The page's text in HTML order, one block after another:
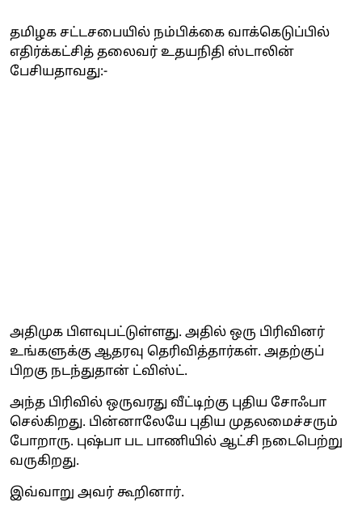
தமிழக சட்டசபையில் நம்பிக்கை வாக்கெடுப்பில்
எதிர்க்கட்சித் தலைவர் உதயநிதி ஸ்டாலின்
பேசியதாவது:-
அதிமுக பிளவுபட்டுள்ளது. அதில் ஒரு பிரிவினர்
உங்களுக்கு ஆதரவு தெரிவித்தார்கள். அதற்குப்
பிறகு நடந்துதான் ட்விஸ்ட்.
அந்த பிரிவில் ஒருவரது வீட்டிற்கு புதிய சோஃபா
செல்கிறது. பின்னாலேயே புதிய முதலமைச்சரும்
போறாரு. புஷ்பா பட பாணியில் ஆட்சி நடைபெற்று
வருகிறது.
இவ்வாறு அவர் கூறினார்.